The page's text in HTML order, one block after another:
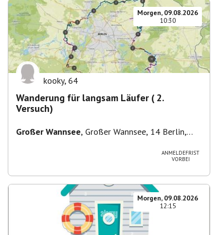
Morgen, 09.08.2026
10:30
kooky, 64
Wanderung für langsam Läufer ( 2.
Versuch)
Großer Wannsee, Großer Wannsee, 14 Berlin,
ANMELDEFRIST
VORBEI
Morgen, 09.08.2026
12:15